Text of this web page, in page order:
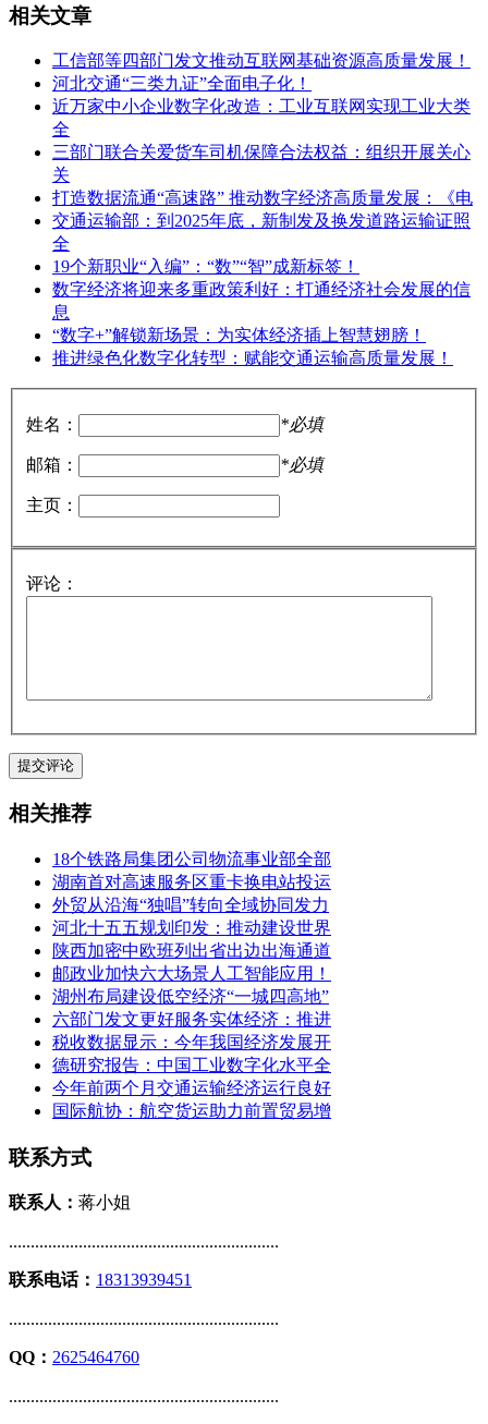
相关文章
工信部等四部门发文推动互联网基础资源高质量发展！
河北交通“三类九证”全面电子化！
近万家中小企业数字化改造：工业互联网实现工业大类
全
三部门联合关爱货车司机保障合法权益：组织开展关心
关
打造数据流通“高速路” 推动数字经济高质量发展：《电
交通运输部：到2025年底，新制发及换发道路运输证照
全
19个新职业“入编”：“数”“智”成新标签！
数字经济将迎来多重政策利好：打通经济社会发展的信
息
“数字+”解锁新场景：为实体经济插上智慧翅膀！
推进绿色化数字化转型：赋能交通运输高质量发展！
姓名： *必填
邮箱： *必填
主页：
评论：
相关推荐
18个铁路局集团公司物流事业部全部
湖南首对高速服务区重卡换电站投运
外贸从沿海“独唱”转向全域协同发力
河北十五五规划印发：推动建设世界
陕西加密中欧班列出省出边出海通道
邮政业加快六大场景人工智能应用！
湖州布局建设低空经济“一城四高地”
六部门发文更好服务实体经济：推进
税收数据显示：今年我国经济发展开
德研究报告：中国工业数字化水平全
今年前两个月交通运输经济运行良好
国际航协：航空货运助力前置贸易增
联系方式
联系人： 蒋小姐
..............................................................
联系电话： 18313939451
..............................................................
QQ： 2625464760
..............................................................